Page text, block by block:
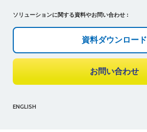
ソリューションに関する資料やお問い合わせ :
資料ダウンロード
お問い合わせ
ENGLISH